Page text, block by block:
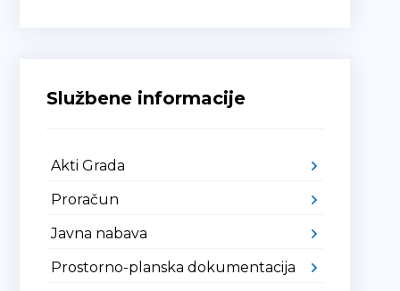
Službene informacije
Akti Grada
Proračun
Javna nabava
Prostorno-planska dokumentacija